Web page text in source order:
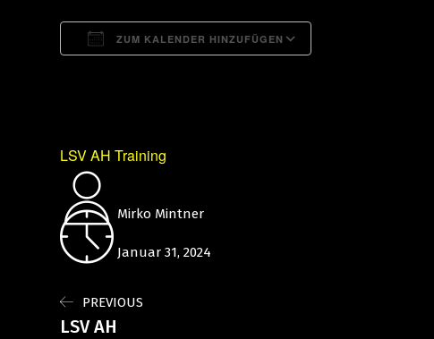
ZUM KALENDER HINZUFÜGEN
LSV AH Training
Mirko Mintner
Januar 31, 2024
PREVIOUS
LSV AH